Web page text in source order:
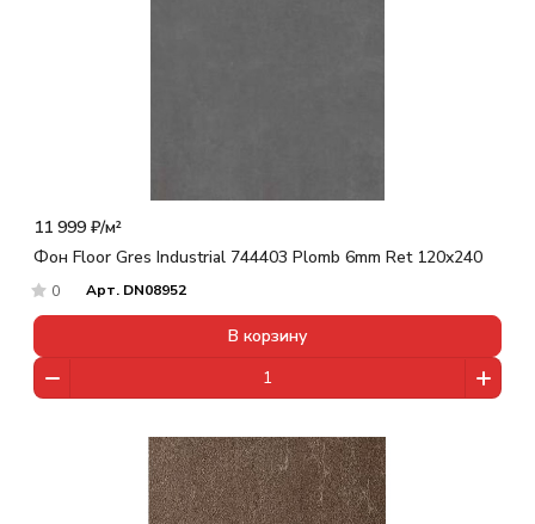
11 999 ₽/м²
Фон Floor Gres Industrial 744403 Plomb 6mm Ret 120x240
0 Арт. DN08952
В корзину